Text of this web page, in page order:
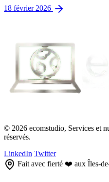
18 février 2026
© 2026 ecomstudio, Services et
réservés.
LinkedIn Twitter
Fait avec fierté ❤️ aux Îles-